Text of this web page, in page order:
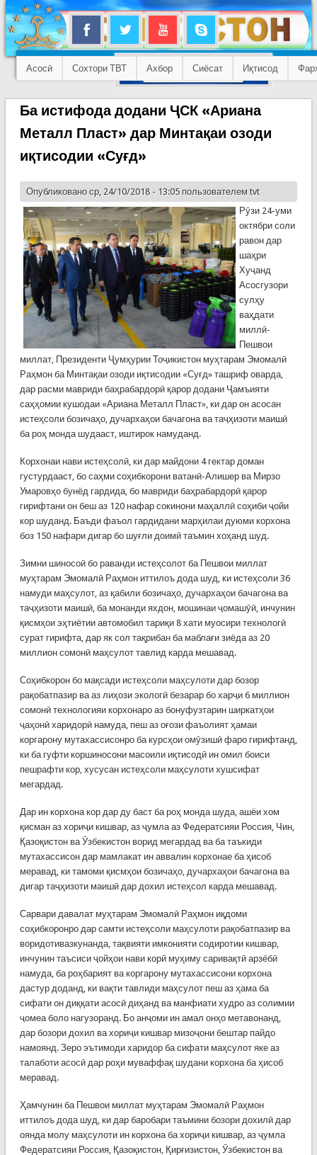
Асосӣ Сохтори ТВТ Ахбор Сиёсат Иқтисод
Ба истифода додани ҶСК «Ариана
Металл Пласт» дар Минтақаи озоди
иқтисодии «Суғд»
Опубликовано ср, 24/10/2018 - 13:05 пользователем tvt
Рӯзи 24-уми
октябри соли
равон дар
шаҳри
Хуҷанд
Асосгузори
сулҳу
ваҳдати
миллӣ-
Пешвои
миллат, Президенти Ҷумҳурии Тоҷикистон муҳтарам Эмомалӣ
Раҳмон ба Минтақаи озоди иқтисодии «Суғд» ташриф оварда,
дар расми мавриди баҳрабардорӣ қарор додани Ҷамъияти
саҳҳомии кушодаи «Ариана Металл Пласт», ки дар он асосан
истеҳсоли бозичаҳо, дучархаҳои бачагона ва таҷҳизоти маишӣ
ба роҳ монда шудааст, иштирок намуданд.
Корхонаи нави истеҳсолӣ, ки дар майдони 4 гектар доман
густурдааст, бо саҳми соҳибкорони ватанӣ-Алишер ва Мирзо
Умаровҳо бунёд гардида, бо мавриди баҳрабардорӣ қарор
гирифтани он беш аз 120 нафар сокинони маҳаллӣ соҳиби ҷойи
кор шуданд. Баъди фаъол гардидани марҳилаи дуюми корхона
боз 150 нафари дигар бо шуғли доимӣ таъмин хоҳанд шуд.
Зимни шиносоӣ бо раванди истеҳсолот ба Пешвои миллат
муҳтарам Эмомалӣ Раҳмон иттилоъ дода шуд, ки истеҳсоли 36
намуди маҳсулот, аз қабили бозичаҳо, дучархаҳои бачагона ва
таҷҳизоти маишӣ, ба монанди яхдон, мошинаи ҷомашӯӣ, инчунин
қисмҳои эҳтиётии автомобил тариқи 8 хати муосири технологӣ
сурат гирифта, дар як сол тақрибан ба маблағи зиёда аз 20
миллион сомонӣ маҳсулот тавлид карда мешавад.
Соҳибкорон бо мақсади истеҳсоли маҳсулоти дар бозор
рақобатпазир ва аз лиҳози экологӣ безарар бо харҷи 6 миллион
сомонӣ технологияи корхонаро аз бонуфузтарин ширкатҳои
ҷаҳонӣ харидорӣ намуда, пеш аз оғози фаъолият ҳамаи
коргарону мутахассисонро ба курсҳои омӯзишӣ фаро гирифтанд,
ки ба гуфти коршиносони масоили иқтисодӣ ин омил боиси
пешрафти кор, хусусан истеҳсоли маҳсулоти хушсифат
мегардад.
Дар ин корхона кор дар ду баст ба роҳ монда шуда, ашёи хом
қисман аз хориҷи кишвар, аз ҷумла аз Федератсияи Россия, Чин,
Қазоқистон ва Ӯзбекистон ворид мегардад ва ба таъкиди
мутахассисон дар мамлакат ин аввалин корхонае ба ҳисоб
меравад, ки тамоми қисмҳои бозичаҳо, дучархаҳои бачагона ва
дигар таҷҳизоти маишӣ дар дохил истеҳсол карда мешавад.
Сарвари давалат муҳтарам Эмомалӣ Раҳмон иқдоми
соҳибкоронро дар самти истеҳсоли маҳсулоти рақобатпазир ва
воридотивазкунанда, тақвияти имконияти содиротии кишвар,
инчунин таъсиси ҷойҳои нави корӣ муҳиму саривақтӣ арзёбӣ
намуда, ба роҳбарият ва коргарону мутахассисони корхона
дастур доданд, ки вақти тавлиди маҳсулот пеш аз ҳама ба
сифати он диққати асосӣ диҳанд ва манфиати худро аз солимии
ҷомеа боло нагузоранд. Бо анҷоми ин амал онҳо метавонанд,
дар бозори дохил ва хориҷи кишвар мизоҷони бештар пайдо
намоянд. Зеро эътимоди харидор ба сифати маҳсулот яке аз
талаботи асосӣ дар роҳи муваффақ шудани корхона ба ҳисоб
меравад.
Ҳамчунин ба Пешвои миллат муҳтарам Эмомалӣ Раҳмон
иттилоъ дода шуд, ки дар баробари таъмини бозори дохилӣ дар
оянда молу маҳсулоти ин корхона ба хориҷи кишвар, аз ҷумла
Федератсияи Россия, Қазоқистон, Қирғизистон, Ӯзбекистон ва